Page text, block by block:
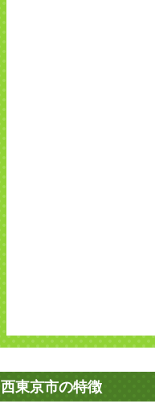
西東京市の特徴